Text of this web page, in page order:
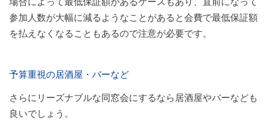
参加人数が大幅に減るようなことがあると会費で最低保証額
を払えなくなることもあるので注意が必要です。
予算重視の居酒屋・バーなど
さらにリーズナブルな同窓会にするなら居酒屋やバーなども
良いでしょう。